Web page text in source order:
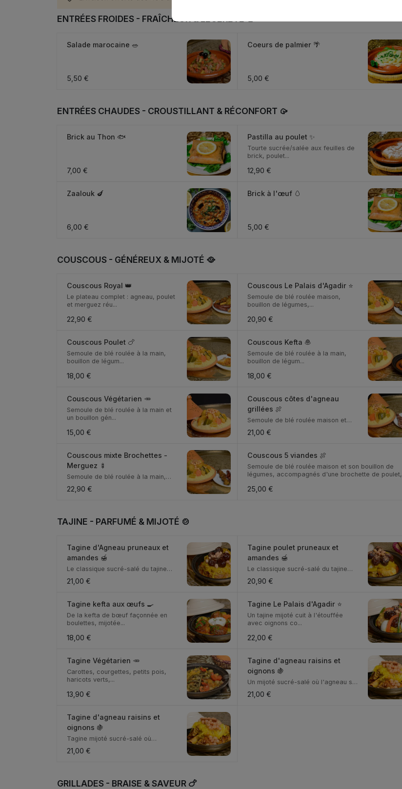
ENTRÉES FROIDES - FRAÎCHEUR & LÉGÈRETÉ 🥗
Salade marocaine 🥗
5,50 €
Coeurs de palmier 🌴
5,00 €
ENTRÉES CHAUDES - CROUSTILLANT & RÉCONFORT 🥠
Brick au Thon 🐟
7,00 €
Pastilla au poulet ✨
Tourte sucrée/salée aux feuilles de
brick, poulet...
12,90 €
Zaalouk 🍆
6,00 €
Brick à l'œuf 🥚
5,00 €
COUSCOUS - GÉNÉREUX & MIJOTÉ 🥘
Couscous Royal 👑
Le plateau complet : agneau, poulet
et merguez réu...
22,90 €
Couscous Le Palais d'Agadir ⭐
Semoule de blé roulée maison,
bouillon de légumes,...
20,90 €
Couscous Poulet 🍗
Semoule de blé roulée à la main,
bouillon de légum...
18,00 €
Couscous Kefta 🧆
Semoule de blé roulée à la main,
bouillon de légum...
18,00 €
Couscous Végétarien 🥕
Semoule de blé roulée à la main et
un bouillon gén...
15,00 €
Couscous côtes d'agneau
grillées 🍖
Semoule de blé roulée maison et
son bouillon de lé...
21,00 €
Couscous mixte Brochettes -
Merguez 🍢
Semoule de blé roulée à la main,
bouillon de légum...
22,90 €
Couscous 5 viandes 🍖
Semoule de blé roulée maison et son bouillon de
légumes, accompagnés d'une brochette de poulet,
25,00 €
TAJINE - PARFUMÉ & MIJOTÉ 🍲
Tagine d'Agneau pruneaux et
amandes 🍯
Le classique sucré-salé du tajine
marocain : agnea...
21,00 €
Tagine poulet pruneaux et
amandes 🍯
Le classique sucré-salé du tajine
marocain : poule...
20,90 €
Tagine kefta aux œufs 🍳
De la kefta de bœuf façonnée en
boulettes, mijotée...
18,00 €
Tagine Le Palais d'Agadir ⭐
Un tajine mijoté cuit à l'étouffée
avec oignons co...
22,00 €
Tagine Végétarien 🥕
Carottes, courgettes, petits pois,
haricots verts,...
13,90 €
Tagine d'agneau raisins et
oignons 🍇
Un mijoté sucré-salé où l'agneau se
marie aux rais...
21,00 €
Tagine d'agneau raisins et
oignons 🍇
Tagine mijoté sucré-salé où
l'agneau confit sous l...
21,00 €
GRILLADES - BRAISE & SAVEUR 🍗